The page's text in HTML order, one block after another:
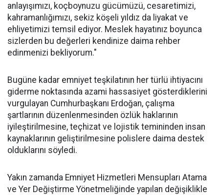
anlayışımızı, koçboynuzu gücümüzü, cesaretimizi,
kahramanlığımızı, sekiz köşeli yıldız da liyakat ve
ehliyetimizi temsil ediyor. Meslek hayatınız boyunca
sizlerden bu değerleri kendinize daima rehber
edinmenizi bekliyorum."
Bugüne kadar emniyet teşkilatının her türlü ihtiyacını
giderme noktasında azami hassasiyet gösterdiklerini
vurgulayan Cumhurbaşkanı Erdoğan, çalışma
şartlarının düzenlenmesinden özlük haklarının
iyileştirilmesine, teçhizat ve lojistik temininden insan
kaynaklarının geliştirilmesine polislere daima destek
olduklarını söyledi.
Yakın zamanda Emniyet Hizmetleri Mensupları Atama
ve Yer Değiştirme Yönetmeliğinde yapılan değişiklikle